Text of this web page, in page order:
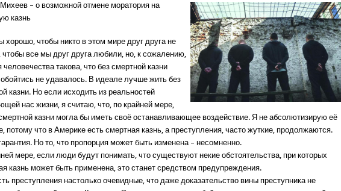
– о возможной отмене моратория на
казнь
хорошо, чтобы никто в этом мире друг друга не
чтобы все мы друг друга любили, но, к сожалению,
человечества такова, что без смертной казни
не удавалось. В идеале лучше жить без
казни. Но если исходить из реальностей
нас жизни, я считаю, что, по крайней мере,
казни могла бы иметь своё останавливающее воздействие. Я не абсолютизирую её
потому что в Америке есть смертная казнь, а преступления, часто жуткие, продолжаются.
Но то, что пропорция может быть изменена – несомненно.
мере, если люди будут понимать, что существуют некие обстоятельства, при которых
казнь может быть применена, это станет средством предупреждения.
преступления настолько очевидные, что даже доказательство вины преступника не